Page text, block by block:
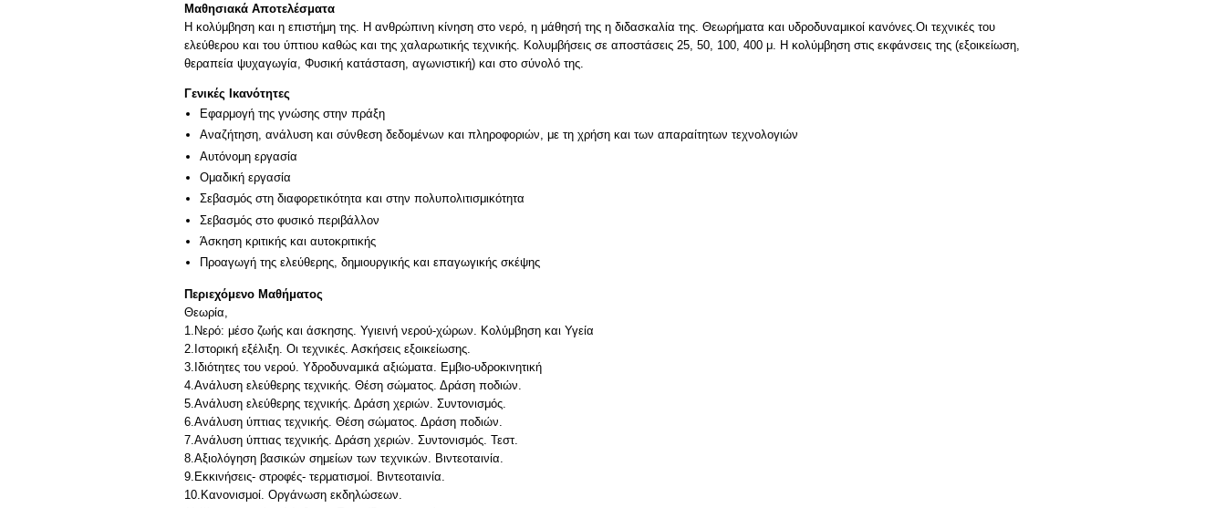
Μαθησιακά Αποτελέσματα
Η κολύμβηση και η επιστήμη της. Η ανθρώπινη κίνηση στο νερό, η μάθησή της η διδασκαλία της. Θεωρήματα και υδροδυναμικοί κανόνες.Οι τεχνικές του
ελεύθερου και του ύπτιου καθώς και της χαλαρωτικής τεχνικής. Κολυμβήσεις σε αποστάσεις 25, 50, 100, 400 μ. Η κολύμβηση στις εκφάνσεις της (εξοικείωση,
θεραπεία ψυχαγωγία, Φυσική κατάσταση, αγωνιστική) και στο σύνολό της.
Γενικές Ικανότητες
Εφαρμογή της γνώσης στην πράξη
Αναζήτηση, ανάλυση και σύνθεση δεδομένων και πληροφοριών, με τη χρήση και των απαραίτητων τεχνολογιών
Αυτόνομη εργασία
Ομαδική εργασία
Σεβασμός στη διαφορετικότητα και στην πολυπολιτισμικότητα
Σεβασμός στο φυσικό περιβάλλον
Άσκηση κριτικής και αυτοκριτικής
Προαγωγή της ελεύθερης, δημιουργικής και επαγωγικής σκέψης
Περιεχόμενο Μαθήματος
Θεωρία,
1.Νερό: μέσο ζωής και άσκησης. Υγιεινή νερού-χώρων. Κολύμβηση και Υγεία
2.Ιστορική εξέλιξη. Οι τεχνικές. Ασκήσεις εξοικείωσης.
3.Ιδιότητες του νερού. Υδροδυναμικά αξιώματα. Εμβιο-υδροκινητική
4.Ανάλυση ελεύθερης τεχνικής. Θέση σώματος. Δράση ποδιών.
5.Ανάλυση ελεύθερης τεχνικής. Δράση χεριών. Συντονισμός.
6.Ανάλυση ύπτιας τεχνικής. Θέση σώματος. Δράση ποδιών.
7.Ανάλυση ύπτιας τεχνικής. Δράση χεριών. Συντονισμός. Τεστ.
8.Αξιολόγηση βασικών σημείων των τεχνικών. Βιντεοταινία.
9.Εκκινήσεις- στροφές- τερματισμοί. Βιντεοταινία.
10.Κανονισμοί. Οργάνωση εκδηλώσεων.